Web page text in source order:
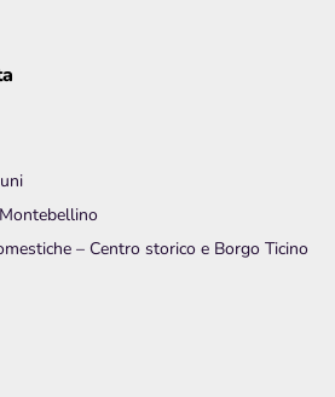
– Centro storico e Borgo Ticino